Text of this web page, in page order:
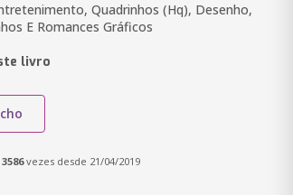
Quadrinhos (Hq), Desenho,
E Romances Gráficos
livro
3586vezes desde 21/04/2019